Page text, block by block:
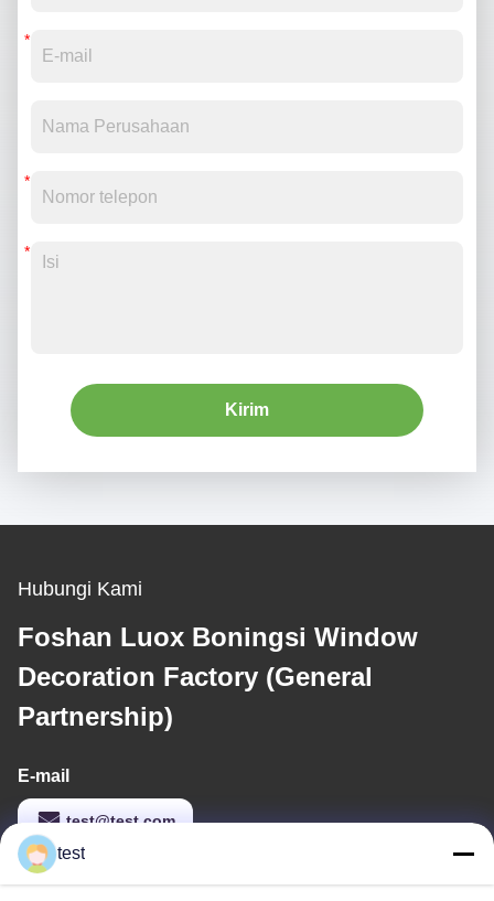
Kirim
Hubungi Kami
Foshan Luox Boningsi Window
Decoration Factory (General
Partnership)
E-mail
test@test.com
test